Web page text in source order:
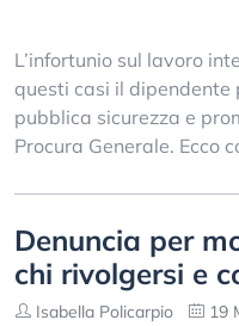
L’infortunio sul lavoro
questi casi il
pubblica sicurezza e
Procura Generale. Ecco
Denuncia per
chi rivolgersi e
Isabella Policarpio 19